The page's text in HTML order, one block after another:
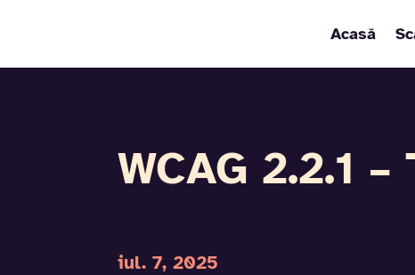
Acasă
WCAG 2.2.1
iul. 7, 2025